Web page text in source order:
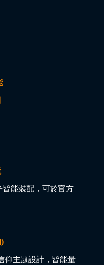
皆能裝配，可於官方
)
仰主題設計，皆能量